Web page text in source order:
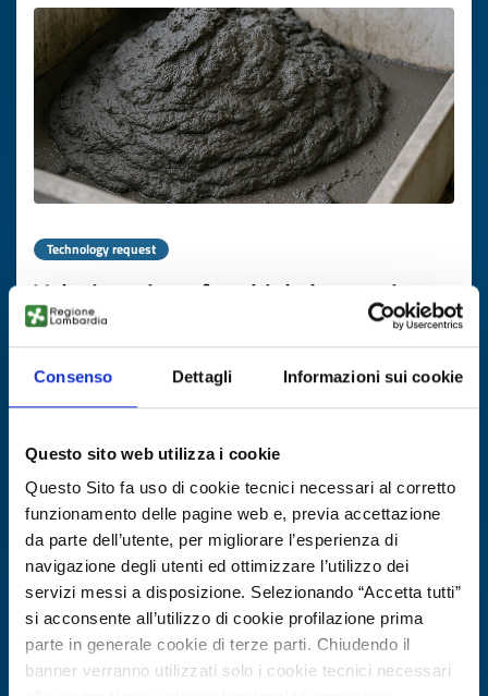
Consenso Dettagli Informazioni sui cookie
Questo sito web utilizza i cookie
Questo Sito fa uso di cookie tecnici necessari al corretto
funzionamento delle pagine web e, previa accettazione
da parte dell’utente, per migliorare l’esperienza di
navigazione degli utenti ed ottimizzare l’utilizzo dei
servizi messi a disposizione. Selezionando “Accetta tutti”
si acconsente all’utilizzo di cookie profilazione prima
parte in generale cookie di terze parti. Chiudendo il
banner verranno utilizzati solo i cookie tecnici necessari
Technology request
Valorizzazione fanghi da lavorazione
pietre artificiali
ID: TRES20250709007
Expires on20 agosto 2026